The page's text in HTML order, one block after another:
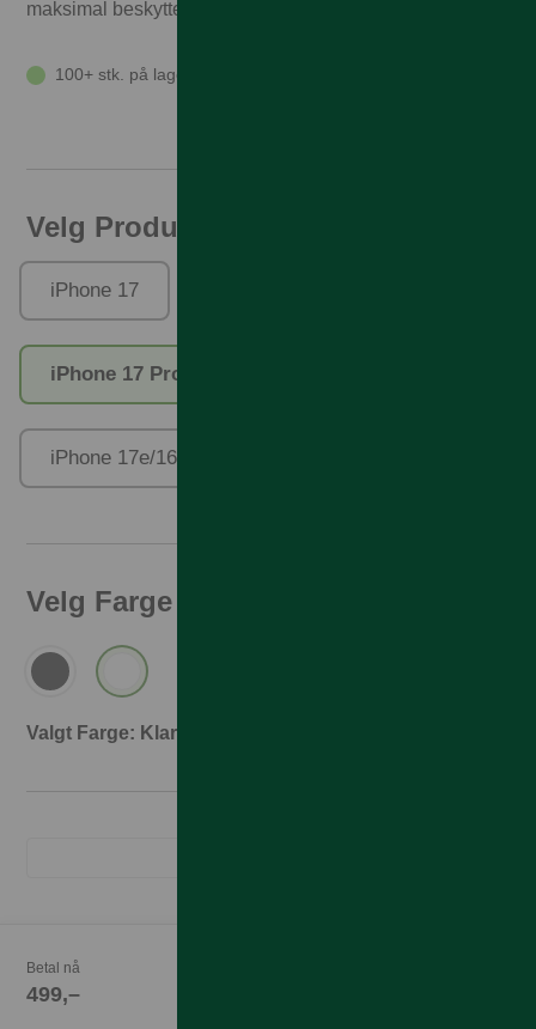
maksimal beskyttelse uten å gjøre telefonen tykkere.
100+ stk. på lager
Velg Produktfamilie
iPhone 17
iPhone 17 Pro
iPhone 17e/16e/15/14/13
Velg Farge
Valgt Farge: Klar
Betal nå
499,–